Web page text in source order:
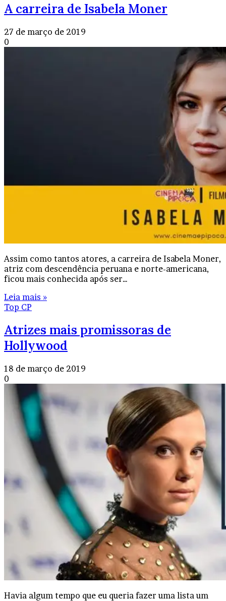
A carreira de Isabela Moner
27 de março de 2019
0
Assim como tantos atores, a carreira de Isabela Moner,
atriz com descendência peruana e norte-americana,
ficou mais conhecida após ser…
Leia mais »
Top CP
Atrizes mais promissoras de
Hollywood
18 de março de 2019
0
Havia algum tempo que eu queria fazer uma lista um